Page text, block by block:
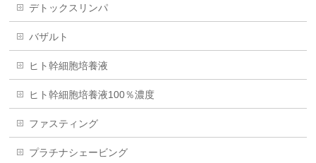
デトックスリンパ
バザルト
ヒト幹細胞培養液
ヒト幹細胞培養液100％濃度
ファスティング
プラチナシェービング